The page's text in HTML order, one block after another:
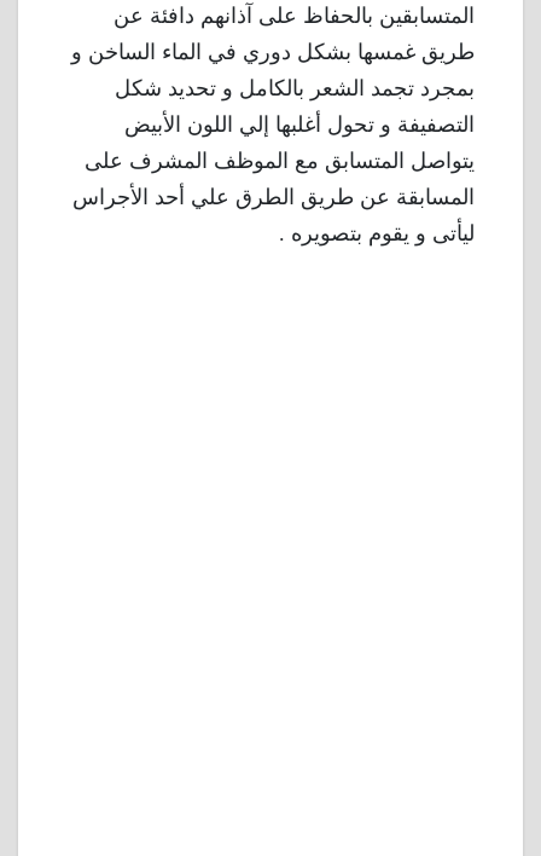
المتسابقين بالحفاظ على آذانهم دافئة عن
طريق غمسها بشكل دوري في الماء الساخن و
بمجرد تجمد الشعر بالكامل و تحديد شكل
التصفيفة و تحول أغلبها إلي اللون الأبيض
يتواصل المتسابق مع الموظف المشرف على
المسابقة عن طريق الطرق علي أحد الأجراس
ليأتى و يقوم بتصويره .